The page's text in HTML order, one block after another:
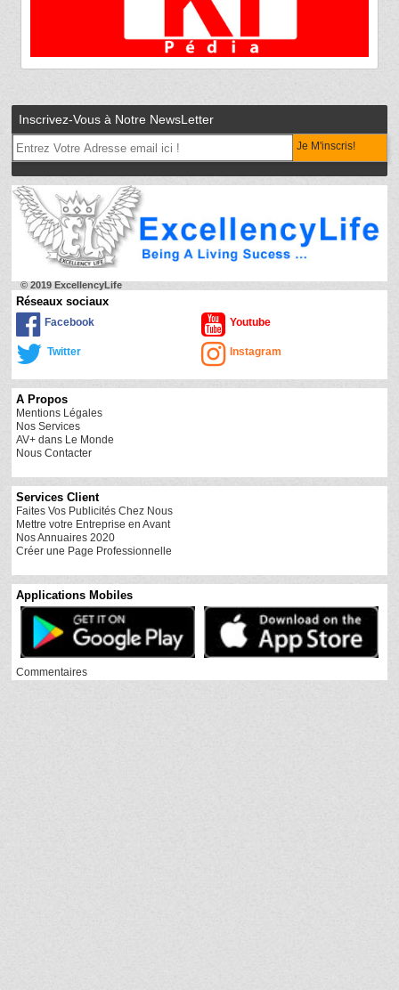
Inscrivez-Vous à Notre NewsLetter
Je M'inscris!
© 2019 ExcellencyLife
Réseaux sociaux
Facebook Youtube
Twitter Instagram
A Propos
Mentions Légales
Nos Services
AV+ dans Le Monde
Nous Contacter
Services Client
Faites Vos Publicités Chez Nous
Mettre votre Entreprise en Avant
Nos Annuaires 2020
Créer une Page Professionnelle
Applications Mobiles
Commentaires